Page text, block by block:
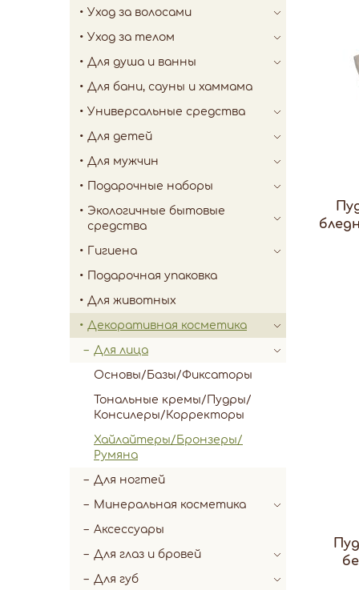
Уход за волосами
Уход за телом
Для душа и ванны
Для бани, сауны и хаммама
Универсальные средства
Для детей
Для мужчин
Подарочные наборы
Экологичные бытовые
средства
Гигиена
Подарочная упаковка
Для животных
Декоративная косметика
Для лица
Основы/Базы/Фиксаторы
Тональные кремы/Пудры/
Консилеры/Корректоры
Хайлайтеры/Бронзеры/
Румяна
Для ногтей
Минеральная косметика
Аксессуары
Для глаз и бровей
Для губ